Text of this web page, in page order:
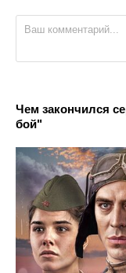
Чем закончился
бой"